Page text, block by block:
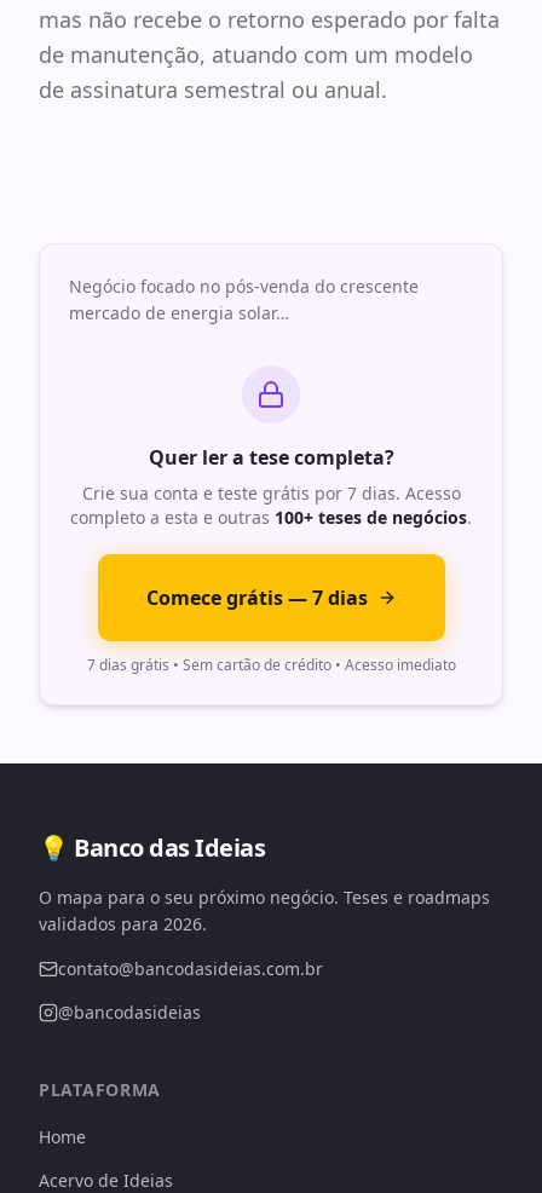
mas não recebe o retorno esperado por falta
de manutenção, atuando com um modelo
de assinatura semestral ou anual.
Negócio focado no pós-venda do crescente
mercado de energia solar…
Quer ler a tese completa?
Crie sua conta e teste grátis por 7 dias. Acesso
completo a esta e outras 100+ teses de negócios.
Comece grátis — 7 dias
7 dias grátis • Sem cartão de crédito • Acesso imediato
💡 Banco das Ideias
O mapa para o seu próximo negócio. Teses e roadmaps
validados para 2026.
contato@bancodasideias.com.br
@bancodasideias
PLATAFORMA
Home
Acervo de Ideias